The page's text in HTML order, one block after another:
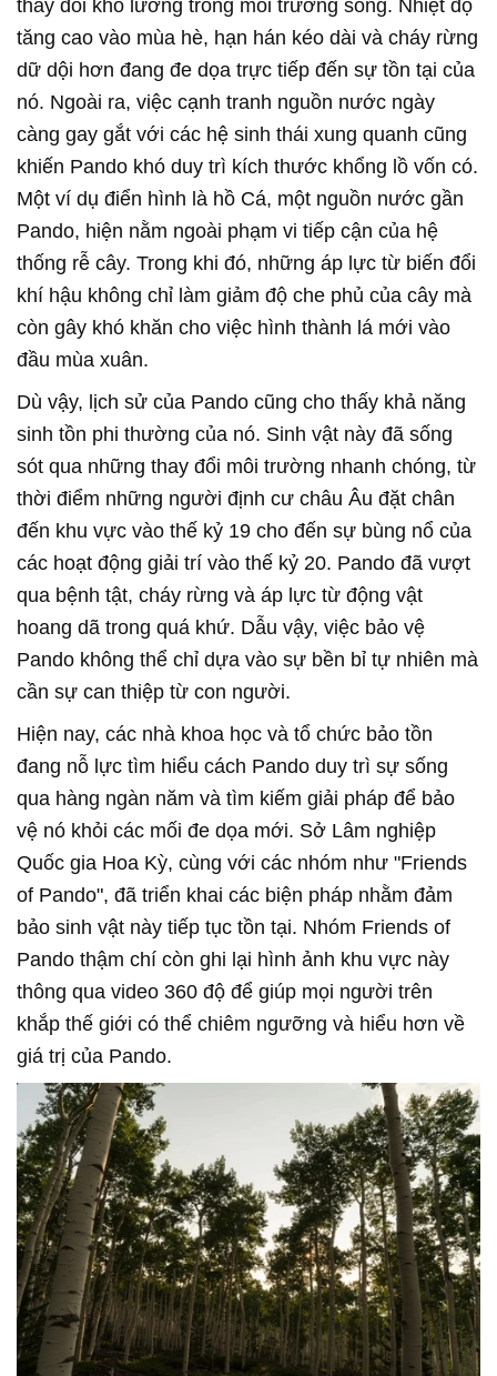
thay đổi khó lường trong môi trường sống. Nhiệt độ
tăng cao vào mùa hè, hạn hán kéo dài và cháy rừng
dữ dội hơn đang đe dọa trực tiếp đến sự tồn tại của
nó. Ngoài ra, việc cạnh tranh nguồn nước ngày
càng gay gắt với các hệ sinh thái xung quanh cũng
khiến Pando khó duy trì kích thước khổng lồ vốn có.
Một ví dụ điển hình là hồ Cá, một nguồn nước gần
Pando, hiện nằm ngoài phạm vi tiếp cận của hệ
thống rễ cây. Trong khi đó, những áp lực từ biến đổi
khí hậu không chỉ làm giảm độ che phủ của cây mà
còn gây khó khăn cho việc hình thành lá mới vào
đầu mùa xuân.
Dù vậy, lịch sử của Pando cũng cho thấy khả năng
sinh tồn phi thường của nó. Sinh vật này đã sống
sót qua những thay đổi môi trường nhanh chóng, từ
thời điểm những người định cư châu Âu đặt chân
đến khu vực vào thế kỷ 19 cho đến sự bùng nổ của
các hoạt động giải trí vào thế kỷ 20. Pando đã vượt
qua bệnh tật, cháy rừng và áp lực từ động vật
hoang dã trong quá khứ. Dẫu vậy, việc bảo vệ
Pando không thể chỉ dựa vào sự bền bỉ tự nhiên mà
cần sự can thiệp từ con người.
Hiện nay, các nhà khoa học và tổ chức bảo tồn
đang nỗ lực tìm hiểu cách Pando duy trì sự sống
qua hàng ngàn năm và tìm kiếm giải pháp để bảo
vệ nó khỏi các mối đe dọa mới. Sở Lâm nghiệp
Quốc gia Hoa Kỳ, cùng với các nhóm như "Friends
of Pando", đã triển khai các biện pháp nhằm đảm
bảo sinh vật này tiếp tục tồn tại. Nhóm Friends of
Pando thậm chí còn ghi lại hình ảnh khu vực này
thông qua video 360 độ để giúp mọi người trên
khắp thế giới có thể chiêm ngưỡng và hiểu hơn về
giá trị của Pando.